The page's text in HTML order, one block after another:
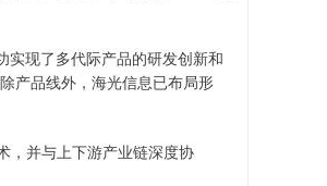
现了多代际产品的研发创新和
产品线外，海光信息已布局形
，并与上下游产业链深度协